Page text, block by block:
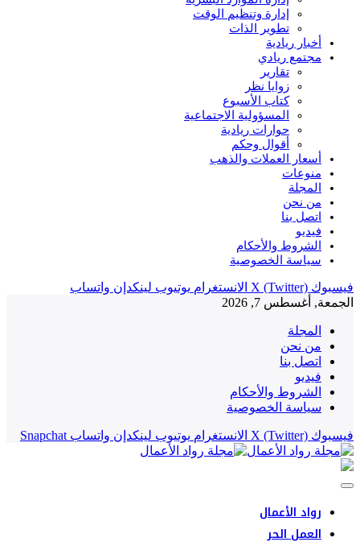
إدارة وتنظيم الوقت
تطوير الذات
أخبار ريادية
مجتمع ريادي
تقارير
زوايا نظر
كتاب الأسبوع
المسؤولية الاجتماعية
حوارات ريادية
أقوال وحكم
أسعار العملات والذهب
منوعات
المجلة
من نحن
اتصل بنا
فيديو
الشروط والأحكام
سياسة الخصوصية
فيسبوك X (Twitter) الانستغرام يوتيوب لينكدإن واتساب
الجمعة, أغسطس 7, 2026
المجلة
من نحن
اتصل بنا
فيديو
الشروط والأحكام
سياسة الخصوصية
فيسبوك X (Twitter) الانستغرام يوتيوب لينكدإن واتساب Snapchat
رواد الأعمال
العمل الحر